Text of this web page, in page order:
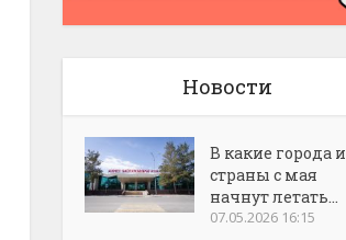
Новости
В какие города и
страны с мая
начнут летать...
07.05.2026 16:15